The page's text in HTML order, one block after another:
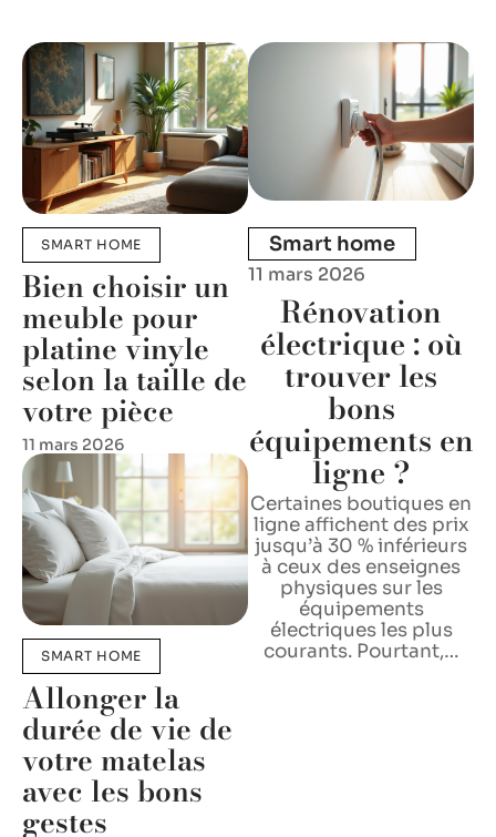
SMART HOME
Bien choisir un
meuble pour
platine vinyle
selon la taille de
votre pièce
11 mars 2026
SMART HOME
Allonger la
durée de vie de
votre matelas
avec les bons
gestes
Smart home
11 mars 2026
Rénovation
électrique : où
trouver les
bons
équipements en
ligne ?
Certaines boutiques en
ligne affichent des prix
jusqu’à 30 % inférieurs
à ceux des enseignes
physiques sur les
équipements
électriques les plus
courants. Pourtant,…